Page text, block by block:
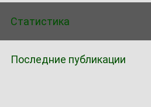
Статистика
Последние публикации